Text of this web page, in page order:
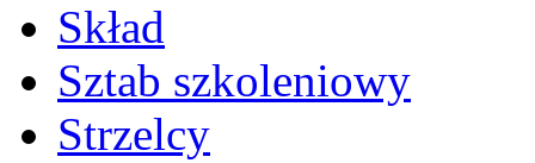
Skład
Sztab szkoleniowy
Strzelcy